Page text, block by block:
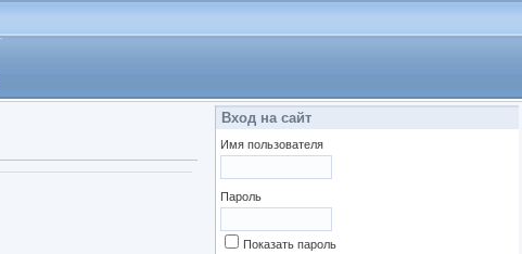
Вход на сайт
Имя пользователя
Пароль
Показать пароль